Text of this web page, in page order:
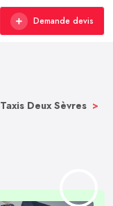
Demande devis
Taxis Deux Sèvres >